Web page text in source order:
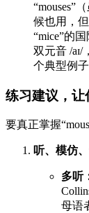
“mouses”
候也用，
“mice”的
双元音 /
个典型例子
练习建议，
要真正掌握
听、模仿
多听
母语